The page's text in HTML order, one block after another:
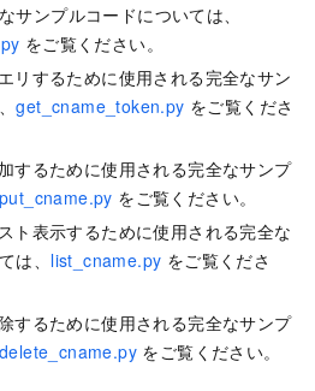
サンプルコードについては、
をご覧ください。
リするために使用される完全なサン
get_cname_token.py をご覧くださ
するために使用される完全なサンプ
put_cname.py をご覧ください。
ト表示するために使用される完全な
は、 list_cname.py をご覧くださ
するために使用される完全なサンプ
delete_cname.py をご覧ください。